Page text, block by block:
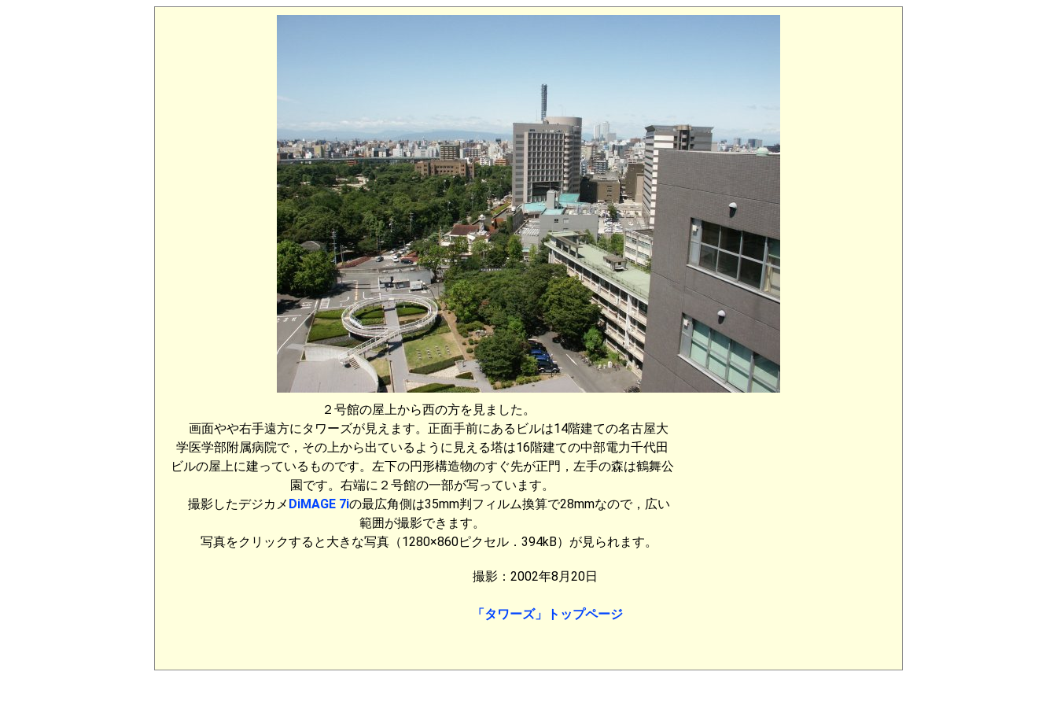
２号館の屋上から西の方を見ました。
画面やや右手遠方にタワーズが見えます。正面手前にあるビルは14階建ての名古屋大
学医学部附属病院で，その上から出ているように見える塔は16階建ての中部電力千代田
ビルの屋上に建っているものです。左下の円形構造物のすぐ先が正門，左手の森は鶴舞公
園です。右端に２号館の一部が写っています。
撮影したデジカメ DiMAGE 7iの最広角側は35mm判フィルム換算で28mmなので，広い
範囲が撮影できます。
写真をクリックすると大きな写真（1280×860ピクセル．394kB）が見られます。
撮影：2002年8月20日
「タワーズ」トップページ